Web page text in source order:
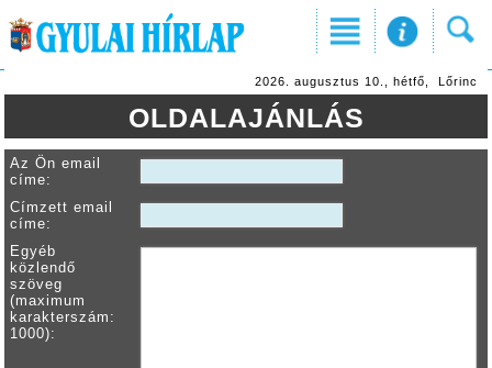
2026. augusztus 10., hétfő, Lőrinc
OLDALAJÁNLÁS
Az Ön email
címe:
Címzett email
címe:
Egyéb
közlendő
szöveg
(maximum
karakterszám:
1000):